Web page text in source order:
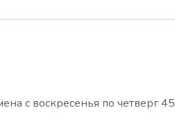
с воскресенья по четверг